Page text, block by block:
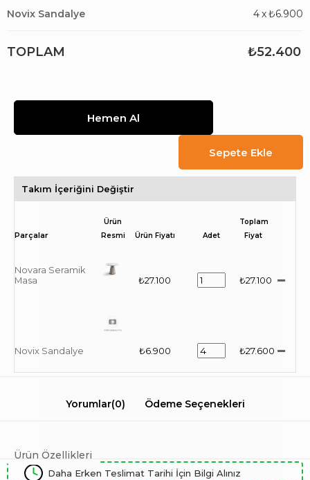
Novix Sandalye 4x₺6.900
TOPLAM ₺52.400
Takım İçeriğini Değiştir
Ürün
Resmi
Ürün Fiyatı Adet
Toplam
Fiyat
Novara Seramik
Masa
₺27.100 ₺27.100
Novix Sandalye ₺6.900 ₺27.600
Yorumlar(0) Ödeme Seçenekleri
Ürün Özellikleri
Daha Erken Teslimat Tarihi İçin Bilgi Alınız